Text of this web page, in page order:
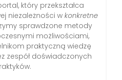
który przekształca
niezależności w konkretne
sprawdzone metody
możliwościami,
praktyczną wiedzę
zespół doświadczonych